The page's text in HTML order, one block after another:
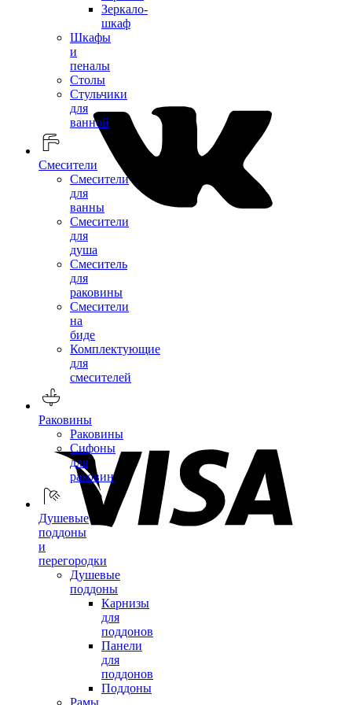
Зеркало-
шкаф
Шкафы
и
пеналы
Столы
Стульчики
для
ванной
Смесители
Смесители
для
ванны
Смесители
для
душа
Смеситель
для
раковины
Смесители
на
биде
Комплектующие
для
смесителей
Раковины
Раковины
Сифоны
для
раковин
Душевые
поддоны
и
перегородки
Душевые
поддоны
Карнизы
для
поддонов
Панели
для
поддонов
Поддоны